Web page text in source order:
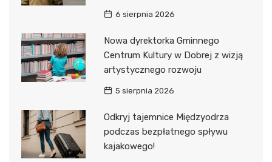
6 sierpnia 2026
Nowa dyrektorka Gminnego
Centrum Kultury w Dobrej z wizją
artystycznego rozwoju
5 sierpnia 2026
Odkryj tajemnice Międzyodrza
podczas bezpłatnego spływu
kajakowego!